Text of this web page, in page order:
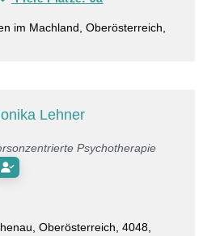
im Machland, Oberösterreich,
Lehner
Psychotherapie
Oberösterreich, 4048,